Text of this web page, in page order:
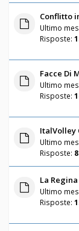
Conflitto
Ultimo
Risposte:
Facce Di
Ultimo
Risposte:
ItalVolley
Ultimo
Risposte: 8
La
Ultimo
Risposte: